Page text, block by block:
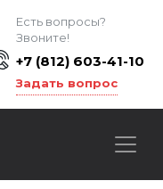
Есть вопросы?
Звоните!
+7 (812) 603-41-10
Задать вопрос